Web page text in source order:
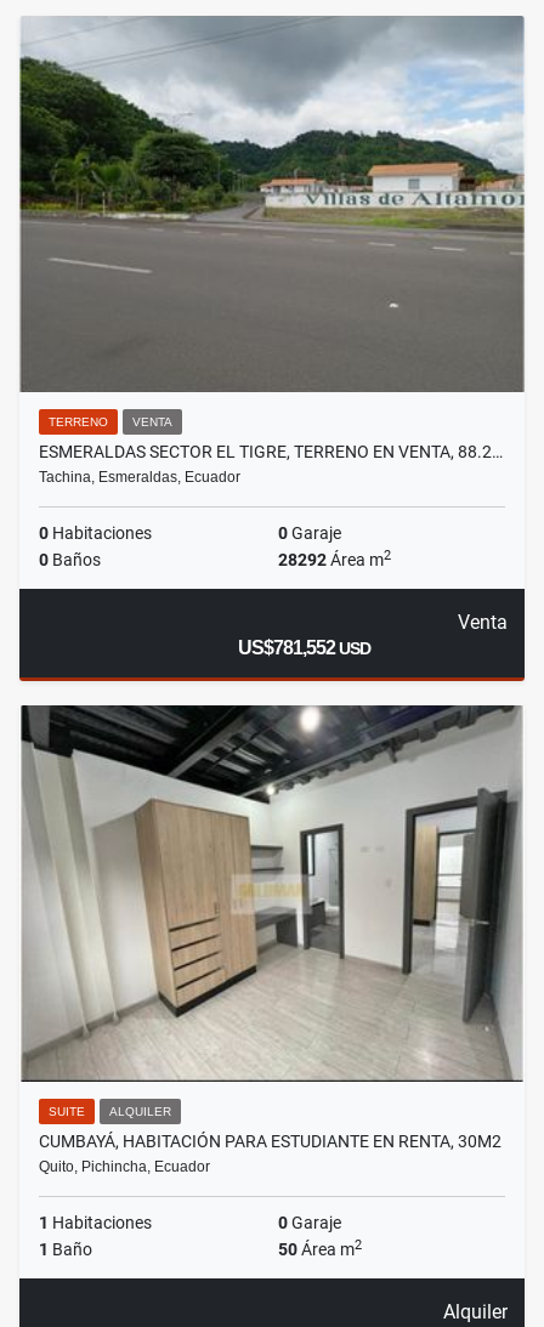
TERRENO VENTA
ESMERALDAS SECTOR EL TIGRE, TERRENO EN VENTA, 88.2…
Tachina, Esmeraldas, Ecuador
0 Habitaciones 0Garaje
0 Baños 28292Área m2
Venta
US$781,552USD
SUITE ALQUILER
CUMBAYÁ, HABITACIÓN PARA ESTUDIANTE EN RENTA, 30M2
Quito, Pichincha, Ecuador
1 Habitaciones 0Garaje
1 Baño 50Área m2
Alquiler